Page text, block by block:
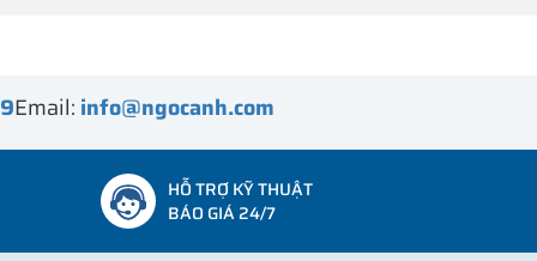
Email: info@ngocanh.com
HỖ TRỢ KỸ THUẬT
BÁO GIÁ 24/7